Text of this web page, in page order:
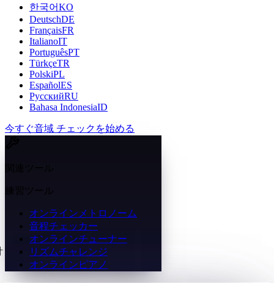
한국어KO
DeutschDE
FrançaisFR
ItalianoIT
PortuguêsPT
TürkçeTR
PolskiPL
EspañolES
РусскийRU
Bahasa IndonesiaID
今すぐ音域 チェックを始める
練習ツール
オンラインメトロノーム
音程チェッカー
オンラインチューナー
リズムチャレンジ
オンラインピアノ